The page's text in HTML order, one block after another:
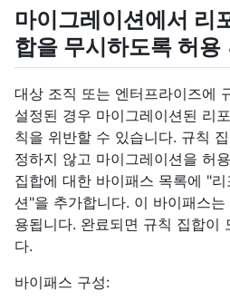
마이그레이션에서 리
합을 무시하도록 허용
대상 조직 또는 엔터프라이즈에
설정된 경우 마이그레이션된 리
칙을 위반할 수 있습니다. 규칙
정하지 않고 마이그레이션을 허
집합에 대한 바이패스 목록에 "
션"을 추가합니다. 이 바이패스
용됩니다. 완료되면 규칙 집합이
다.
바이패스 구성: